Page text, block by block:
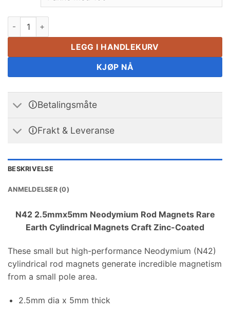
2.5mm x 5mm neodymstangmagneter N42 Sjeldne
LEGG I HANDLEKURV
KJØP NÅ
🛈Betalingsmåte
🛈Frakt & Leveranse
BESKRIVELSE
ANMELDELSER (0)
N42 2.5mmx5mm Neodymium Rod Magnets Rare
Earth Cylindrical Magnets Craft Zinc-Coated
These small but high-performance Neodymium (N42)
cylindrical rod magnets generate incredible magnetism
from a small pole area.
2.5mm dia x 5mm thick